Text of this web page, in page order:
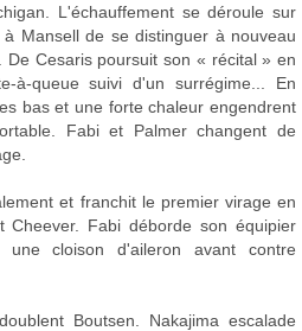
L'échauffement se déroule sur
Mansell de se distinguer à nouveau
Cesaris poursuit son « récital » en
à-queue suivi d'un surrégime... En
bas et une forte chaleur engendrent
Fabi et Palmer changent de
et franchit le premier virage en
Cheever. Fabi déborde son équipier
une cloison d'aileron avant contre
Boutsen. Nakajima escalade